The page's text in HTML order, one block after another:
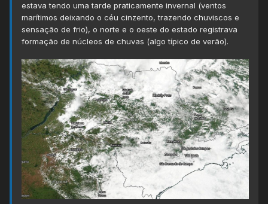
estava tendo uma tarde praticamente invernal (ventos
marítimos deixando o céu cinzento, trazendo chuviscos e
sensação de frio), o norte e o oeste do estado registrava
formação de núcleos de chuvas (algo típico de verão).